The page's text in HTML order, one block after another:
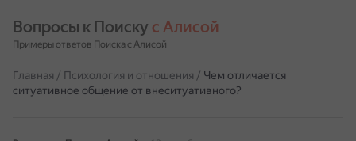
Вопросы к Поиску с Алисой
Примеры ответов Поиска с Алисой
Главная / Психология и отношения / Чем отличается
ситуативное общение от внеситуативного?